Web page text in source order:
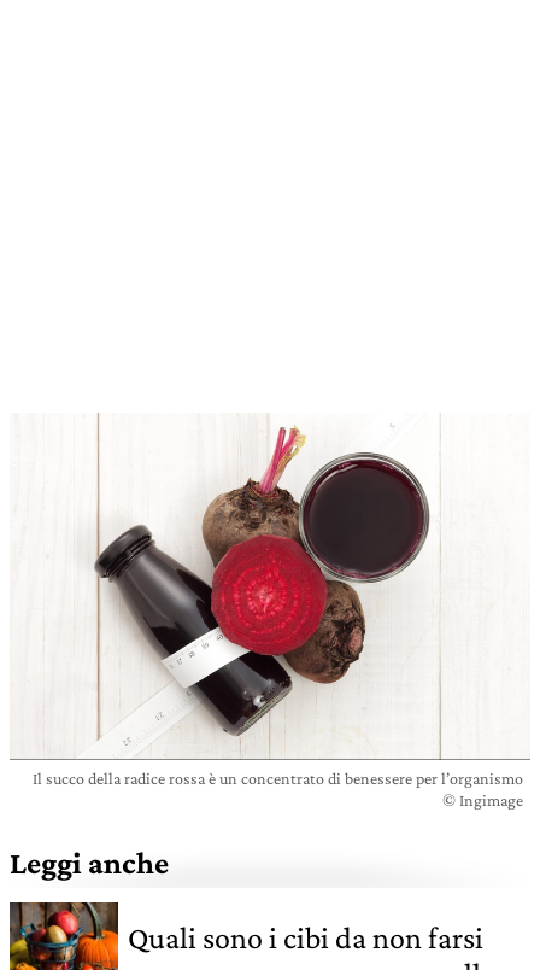
Il succo della radice rossa è un concentrato di benessere per l’organismo
© Ingimage
Leggi anche
Quali sono i cibi da non farsi